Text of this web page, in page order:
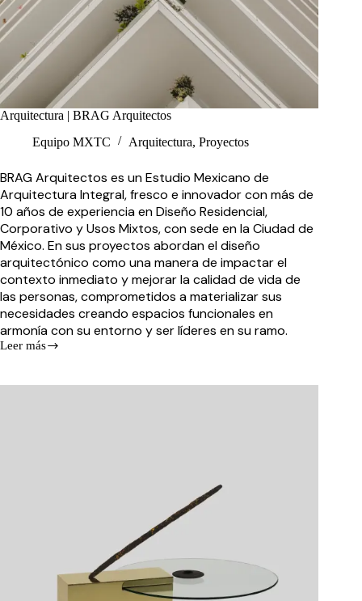
Arquitectura | BRAG Arquitectos
Equipo MXTC
Arquitectura, Proyectos
BRAG Arquitectos es un Estudio Mexicano de
Arquitectura Integral, fresco e innovador con más de
10 años de experiencia en Diseño Residencial,
Corporativo y Usos Mixtos, con sede en la Ciudad de
México. En sus proyectos abordan el diseño
arquitectónico como una manera de impactar el
contexto inmediato y mejorar la calidad de vida de
las personas, comprometidos a materializar sus
necesidades creando espacios funcionales en
armonía con su entorno y ser líderes en su ramo.
Leer más
Arquitectura